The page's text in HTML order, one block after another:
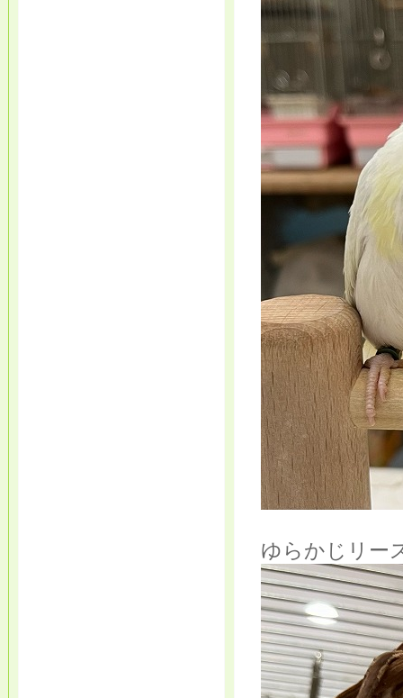
ゆらかじリー